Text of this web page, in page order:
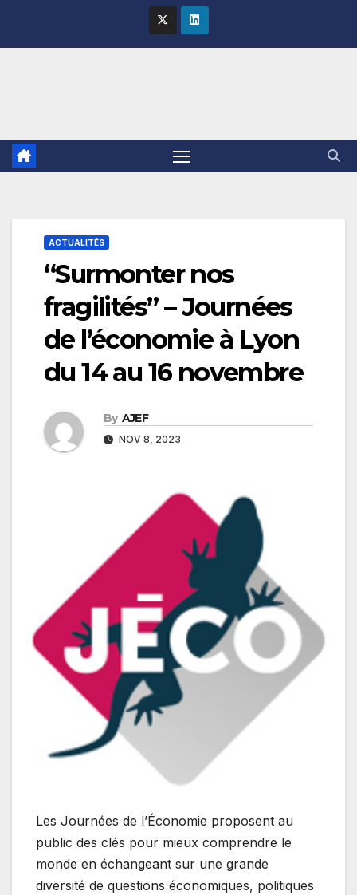
ACTUALITÉS
“Surmonter nos
fragilités” – Journées
de l’économie à Lyon
du 14 au 16 novembre
By AJEF
NOV 8, 2023
Les Journées de l’Économie proposent au
public des clés pour mieux comprendre le
monde en échangeant sur une grande
diversité de questions économiques, politiques